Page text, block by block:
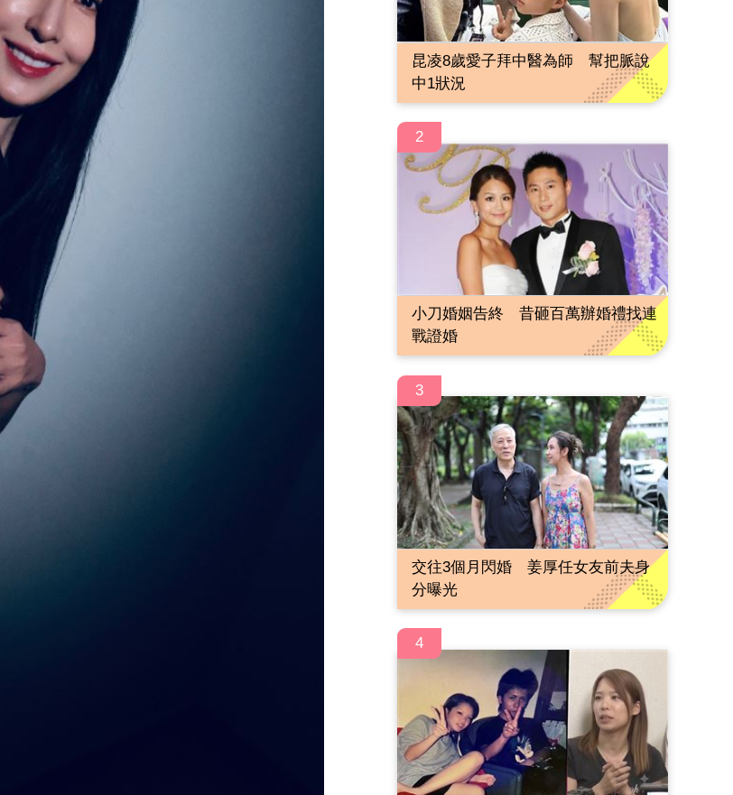
昆凌8歲愛子拜中醫為師 幫把脈說
中1狀況
2
小刀婚姻告終 昔砸百萬辦婚禮找連
戰證婚
3
交往3個月閃婚 姜厚任女友前夫身
分曝光
4